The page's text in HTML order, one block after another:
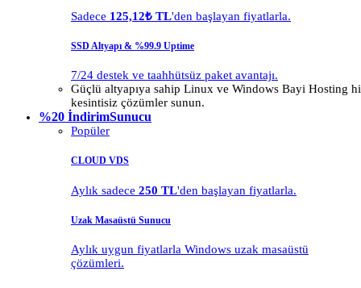
Sadece 125,12₺ TL'den başlayan fiyatlarla.
SSD Altyapı & %99.9 Uptime
7/24 destek ve taahhütsüz paket avantajı.
Güçlü altyapıya sahip Linux ve Windows Bayi Hosting
kesintisiz çözümler sunun.
%20 İndirimSunucu
Popüler
CLOUD VDS
Aylık sadece 250 TL'den başlayan fiyatlarla.
Uzak Masaüstü Sunucu
Aylık uygun fiyatlarla Windows uzak masaüstü
çözümleri.